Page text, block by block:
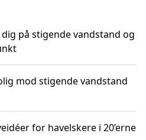
på stigende vandstand og
mod stigende vandstand
for havelskere i 20’erne